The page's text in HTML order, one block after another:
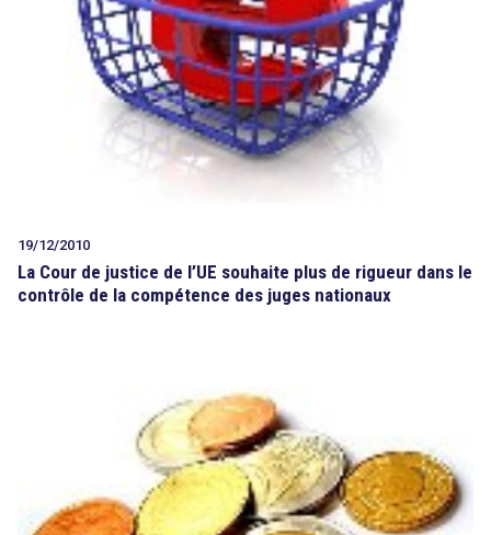
19/12/2010
La Cour de justice de l’UE souhaite plus de rigueur dans le
contrôle de la compétence des juges nationaux